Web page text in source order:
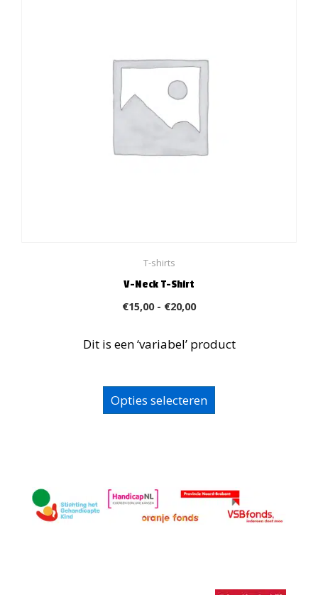
T-shirts
V-Neck T-Shirt
€15,00 - €20,00Prijsklasse:
tot
Dit is een ‘variabel’ product
Opties selecteren
Dit
optie
kan